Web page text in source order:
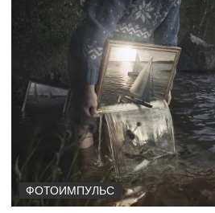
ФОТОИМПУЛЬС